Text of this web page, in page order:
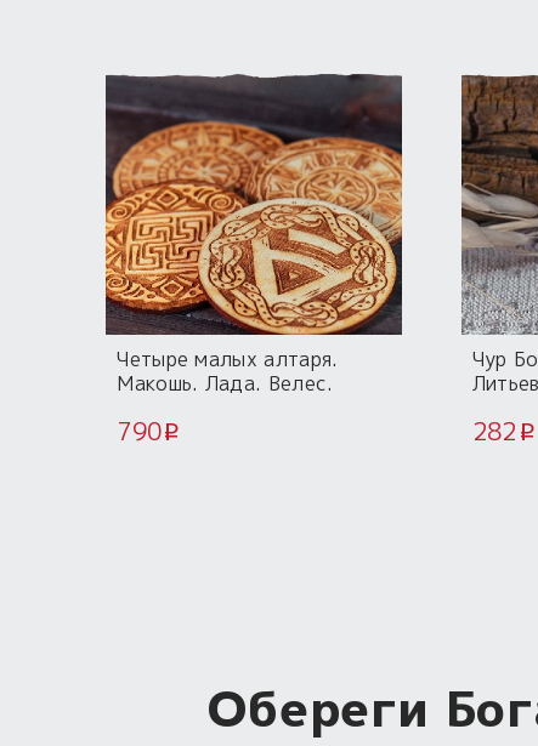
Четыре малых алтаря.
Макошь. Лада. Велес.
790i
Чур
282 i
Обереги